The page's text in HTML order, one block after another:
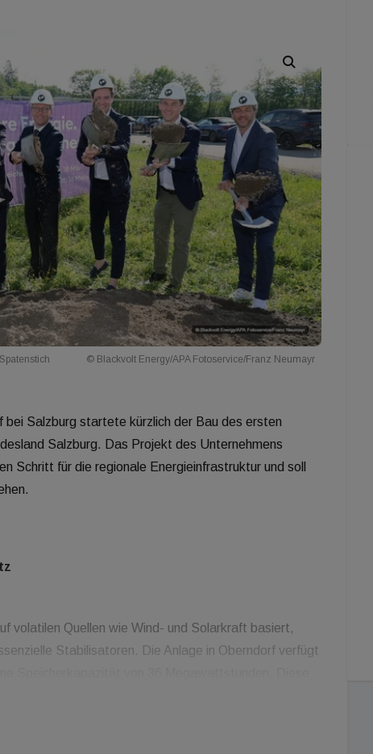
© Blackvolt Energy/APA Fotoservice/Franz Neumayr
bei Salzburg startete kürzlich der Bau des ersten
Salzburg. Das Projekt des Unternehmens
Schritt für die regionale Energieinfrastruktur und soll
volatilen Quellen wie Wind- und Solarkraft basiert,
Stabilisatoren. Die Anlage in Oberndorf verfügt